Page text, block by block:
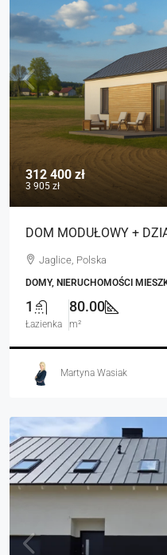
312 400 zł
3 905 zł
DOM MODUŁOWY +
Jaglice, Polska
DOMY, NIERUCHOMOŚCI
1
Łazienka
80.00
m²
Martyna Wasiak